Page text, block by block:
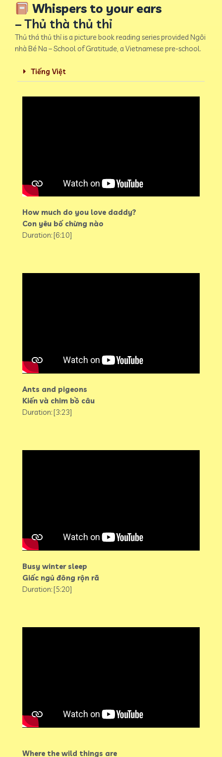
Whispers to your ears
– Thủ thà thủ thỉ
Thủ thá thủ thỉ is a picture book reading series provided Ngôi
nhà Bé Na – School of Gratitude, a Vietnamese pre-school.
Tiếng Việt
How much do you love daddy?
Con yêu bố chừng nào
Duration: [6:10]
Ants and pigeons
Kiến và chim bồ câu
Duration: [3:23]
Busy winter sleep
Giấc ngủ đông rộn rã
Duration: [5:20]
Where the wild things are